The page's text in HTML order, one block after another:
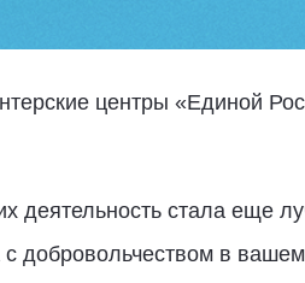
центры «Единой
деятельность стала еще
с добровольчеством в